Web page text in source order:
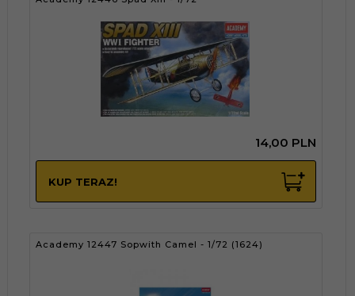
14,00 PLN
KUP TERAZ!
Academy 12447 Sopwith Camel - 1/72 (1624)